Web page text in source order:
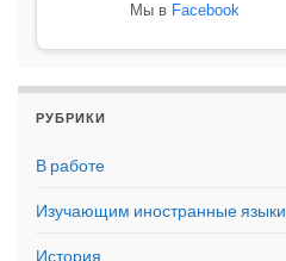
Мы в Facebook
РУБРИКИ
В работе
Изучающим иностранные языки
История